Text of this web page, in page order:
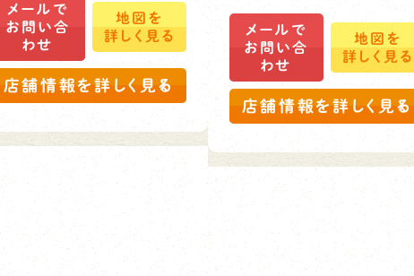
メールで
お問い合
わせ
地図を
詳しく見る
店舗情報を詳しく見る
メールで
お問い合
わせ
地図を
詳しく見る
店舗情報を詳しく見る